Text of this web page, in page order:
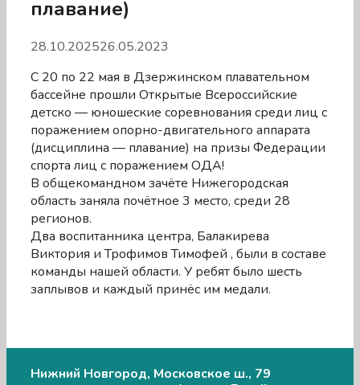
плавание)
28.10.202526.05.2023
С 20 по 22 мая в Дзержинском плавательном
бассейне прошли Открытые Всероссийские
детско — юношеские соревнования среди лиц с
поражением опорно-двигательного аппарата
(дисциплина — плавание) на призы Федерации
спорта лиц с поражением ОДА!
В общекомандном зачёте Нижегородская
область заняла почётное 3 место, среди 28
регионов.
Два воспитанника центра, Балакирева
Виктория и Трофимов Тимофей , были в составе
команды нашей области. У ребят было шесть
заплывов и каждый принёс им медали.
Нижний Новгород, Московское ш., 79